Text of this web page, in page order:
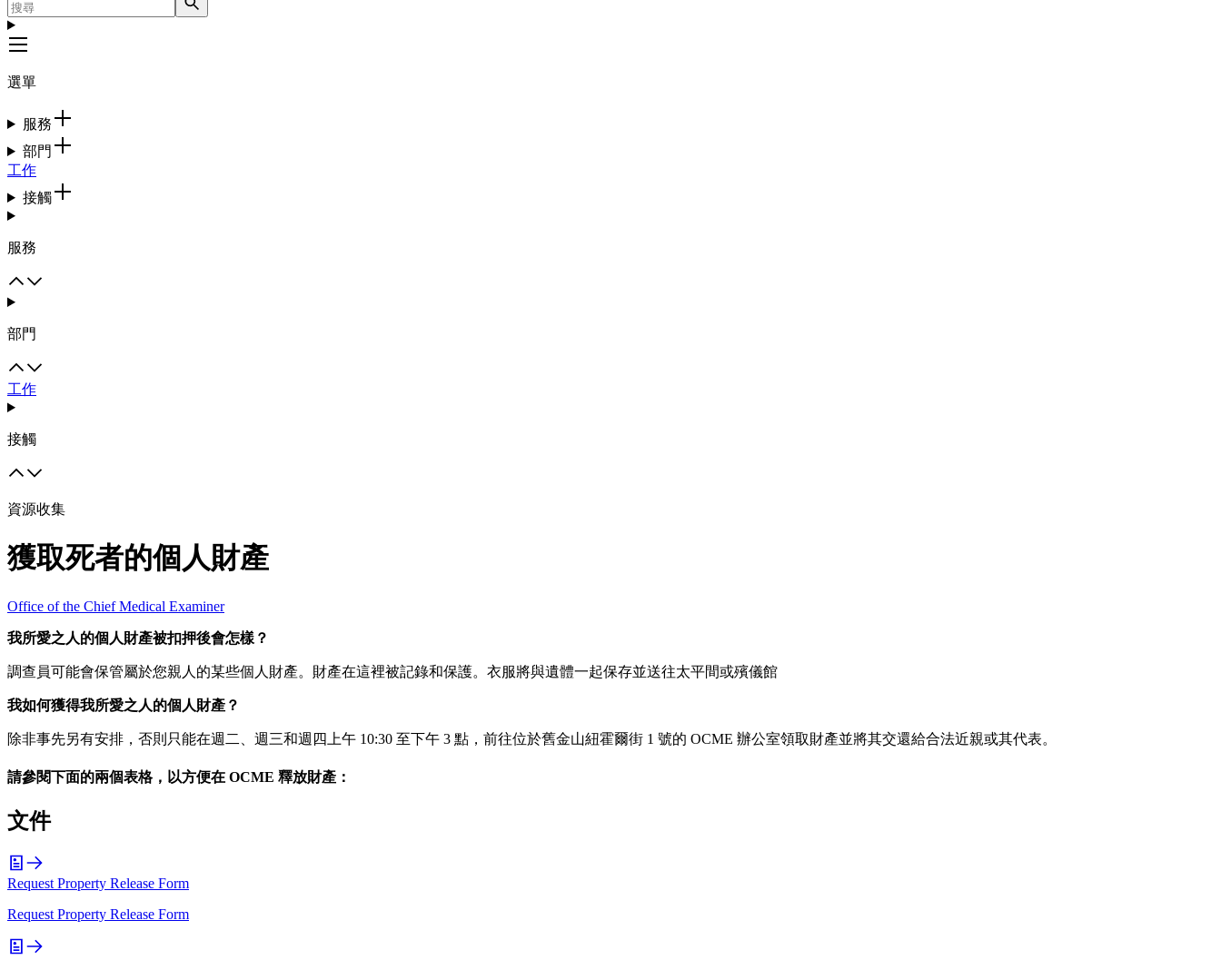
選單
服務
部門
工作
接觸
服務
部門
工作
接觸
資源收集
獲取死者的個人財產
Office of the Chief Medical Examiner
我所愛之人的個人財產被扣押後會怎樣？
調查員可能會保管屬於您親人的某些個人財產。財產在這裡被記錄和保護。衣服將與遺體一起保存並送往太平間或殯儀館
我如何獲得我所愛之人的個人財產？
除非事先另有安排，否則只能在週二、週三和週四上午 10:30 至下午 3 點，前往位於舊金山紐霍爾街 1 號的 OCME 辦公室領取財產並將其交還給合法近親或其代表。
請參閱下面的兩個表格，以方便在 OCME 釋放財產：
文件
Request Property Release Form
Request Property Release Form